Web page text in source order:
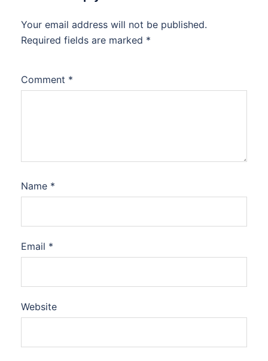
Your email address will not be published.
Required fields are marked *
Comment *
Name *
Email *
Website